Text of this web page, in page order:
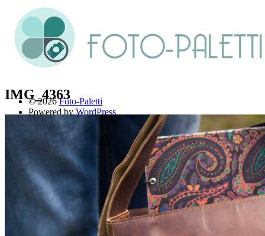
IMG_4363
© 2026Foto-Paletti
Powered by WordPress
Theme: Renkon von
Elmastudio
Home
Portfolio
Florales
Menschen
Stadt und Land